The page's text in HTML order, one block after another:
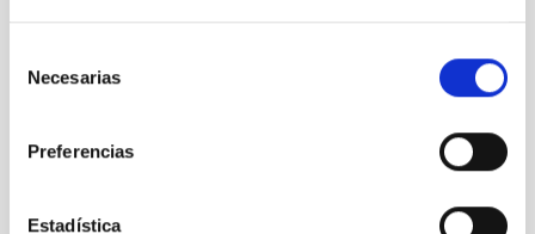
Necesarias
Preferencias
Estadística
CEDDD
Mantente siempre al día de la información más
Email